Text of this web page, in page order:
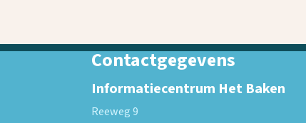
Contactgegevens
Informatiecentrum Het Baken
Reeweg 9